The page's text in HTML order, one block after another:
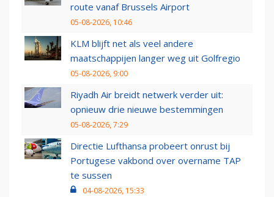
route vanaf Brussels Airport
05-08-2026, 10:46
KLM blijft net als veel andere
maatschappijen langer weg uit Golfregio
05-08-2026, 9:00
Riyadh Air breidt netwerk verder uit:
opnieuw drie nieuwe bestemmingen
05-08-2026, 7:29
Directie Lufthansa probeert onrust bij
Portugese vakbond over overname TAP
te sussen
04-08-2026, 15:33